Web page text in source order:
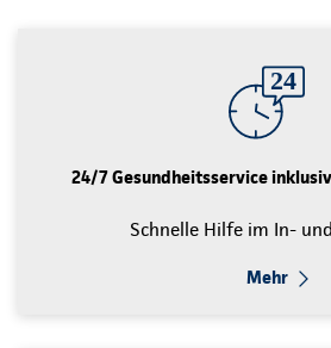
24/7 Gesundheitsservice
Schnelle Hilfe im In-
Mehr